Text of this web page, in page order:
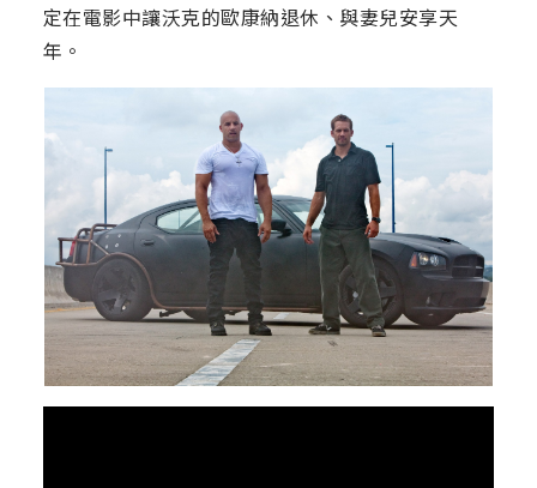
定在電影中讓沃克的歐康納退休、與妻兒安享天
年。